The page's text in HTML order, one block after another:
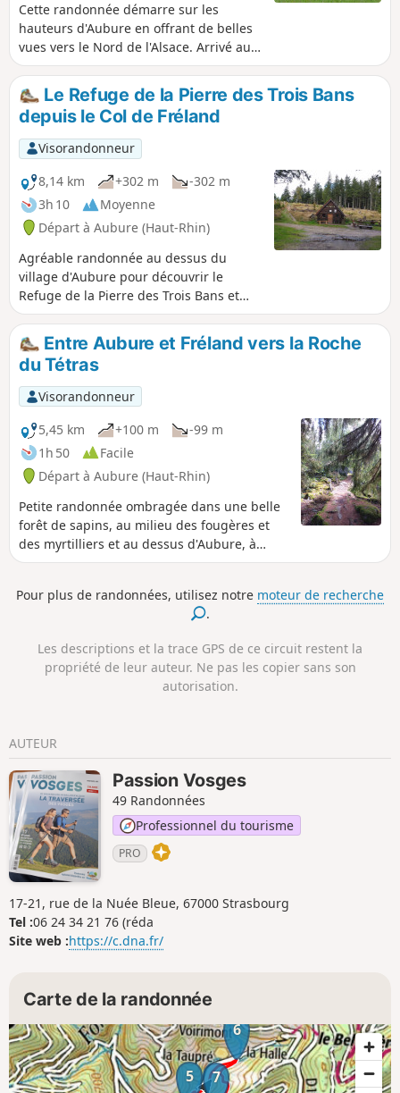
Cette randonnée démarre sur les
hauteurs d'Aubure en offrant de belles
vues vers le Nord de l'Alsace. Arrivé au
chalet des "Pierre des Trois Bans",
quelques tables permettent une petite
halte. En poursuivant le chemin des
crêtes, on peut admirer la vallée de
Sainte Marie-Aux-Mines. Sur le retour,
de belles vues sur la vallée d'Orbey et
les massifs vers le Sud de l'Alsace.Par
temps clair, on peut apercevoir, tout au
loin, le Grand Ballon, le Petit Ballon et
même le Hohneck, si l'on est
observateur.
Le Refuge de la Pierre des Trois Bans
depuis le Col de Fréland
Visorandonneur
8,14 km
+302 m
-302 m
3h 10
Moyenne
Départ à Aubure (Haut-Rhin)
Agréable randonnée au dessus du
village d'Aubure pour découvrir le
Refuge de la Pierre des Trois Bans et
profiter de beaux paysages sur Fréland,
Lapoutroie, la vallée de Sainte-Marie-
aux-Mines et d'Aubure.
Entre Aubure et Fréland vers la Roche
du Tétras
Visorandonneur
5,45 km
+100 m
-99 m
1h 50
Facile
Départ à Aubure (Haut-Rhin)
Petite randonnée ombragée dans une belle
forêt de sapins, au milieu des fougères et
des myrtilliers et au dessus d'Aubure, à
destination de la Roche du Tétras
Pour plus de randonnées, utilisez notre moteur de recherche
.
Les descriptions et la trace GPS de ce circuit restent la
propriété de leur auteur. Ne pas les copier sans son
autorisation.
AUTEUR
Passion Vosges
49 Randonnées
Professionnel du tourisme
PRO
17-21, rue de la Nuée Bleue, 67000 Strasbourg
Tel :06 24 34 21 76 (réda
Site web :https://c.dna.fr/
Carte de la randonnée
5
6
7